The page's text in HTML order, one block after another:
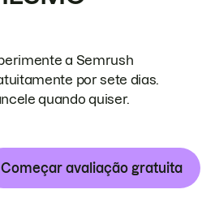
a Semrush
por sete dias.
quando quiser.
Começar avaliação gratuita